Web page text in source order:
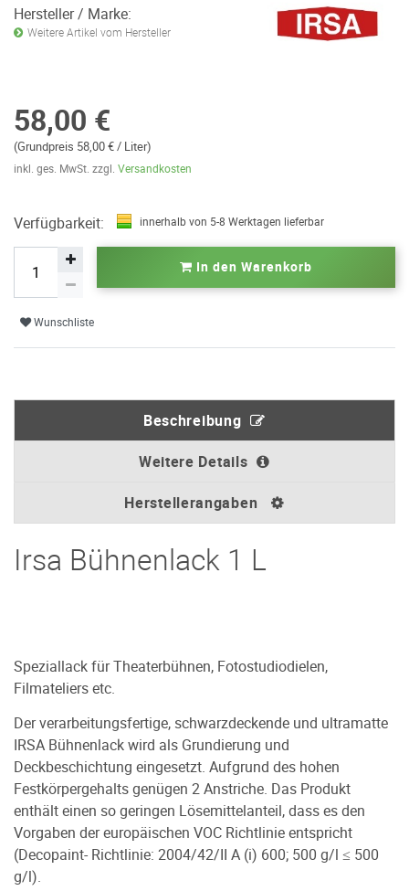
Hersteller / Marke:
Weitere Artikel vom Hersteller
58,00 €
(Grundpreis 58,00 € / Liter)
inkl. ges. MwSt. zzgl. Versandkosten
Verfügbarkeit: innerhalb von 5-8 Werktagen lieferbar
In den Warenkorb
Wunschliste
Beschreibung
Weitere Details
Herstellerangaben
Irsa Bühnenlack 1 L
Speziallack für Theaterbühnen, Fotostudiodielen,
Filmateliers etc.
Der verarbeitungsfertige, schwarzdeckende und ultramatte
IRSA Bühnenlack wird als Grundierung und
Deckbeschichtung eingesetzt. Aufgrund des hohen
Festkörpergehalts genügen 2 Anstriche. Das Produkt
enthält einen so geringen Lösemittelanteil, dass es den
Vorgaben der europäischen VOC Richtlinie entspricht
(Decopaint- Richtlinie: 2004/42/II A (i) 600; 500 g/l ≤ 500
g/l).